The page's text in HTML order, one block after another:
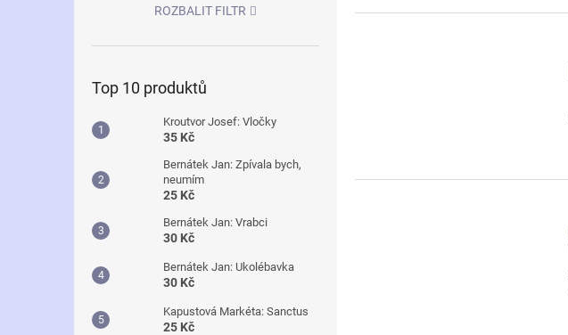
ROZBALIT FILTR
Top 10 produktů
Kroutvor Josef: Vločky
35 Kč
Bernátek Jan: Zpívala bych,
neumím
25 Kč
Bernátek Jan: Vrabci
30 Kč
Bernátek Jan: Ukolébavka
30 Kč
Kapustová Markéta: Sanctus
25 Kč